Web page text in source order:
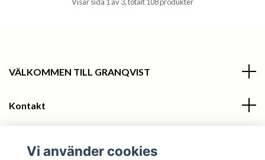
VÄLKOMMEN TILL GRANQVIST
Kontakt
Vi använder cookies